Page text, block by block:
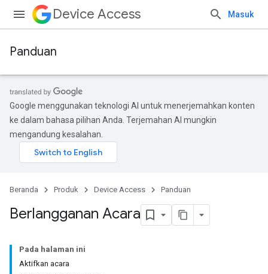
Device Access Masuk
Panduan
Google menggunakan teknologi AI untuk menerjemahkan konten
ke dalam bahasa pilihan Anda. Terjemahan AI mungkin
mengandung kesalahan.
Beranda Produk Device Access Panduan
Berlangganan Acara
Pada halaman ini
Aktifkan acara